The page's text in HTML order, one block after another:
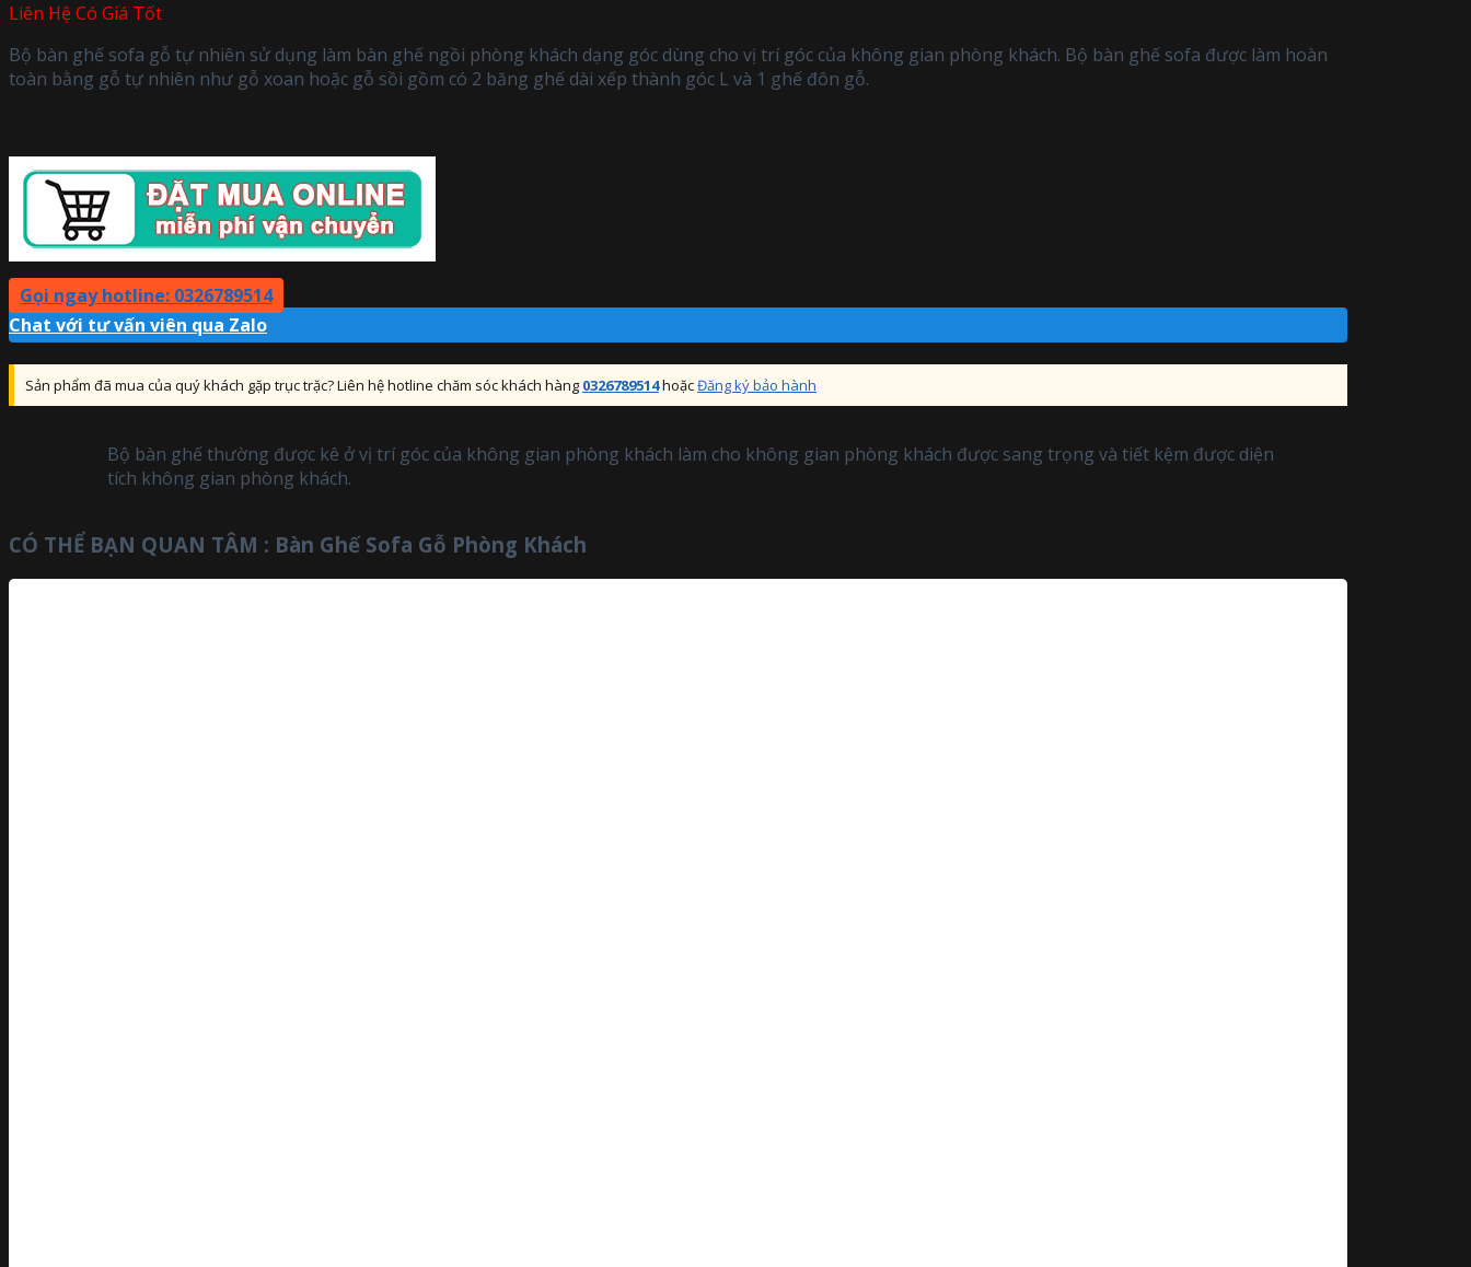
Liên Hệ Có Giá Tốt
Bộ bàn ghế sofa gỗ tự nhiên sử dụng làm bàn ghế ngồi phòng khách dạng góc dùng cho vị trí góc của không gian phòng khách. Bộ bàn ghế sofa được làm hoàn
toàn bằng gỗ tự nhiên như gỗ xoan hoặc gỗ sồi gồm có 2 băng ghế dài xếp thành góc L và 1 ghế đôn gỗ.
Gọi ngay hotline: 0326789514
Chat với tư vấn viên qua Zalo
Sản phẩm đã mua của quý khách gặp trục trặc? Liên hệ hotline chăm sóc khách hàng 0326789514hoặcĐăng ký bảo hành
Bộ bàn ghế thường được kê ở vị trí góc của không gian phòng khách làm cho không gian phòng khách được sang trọng và tiết kệm được diện
tích không gian phòng khách.
CÓ THỂ BẠN QUAN TÂM : Bàn Ghế Sofa Gỗ Phòng Khách